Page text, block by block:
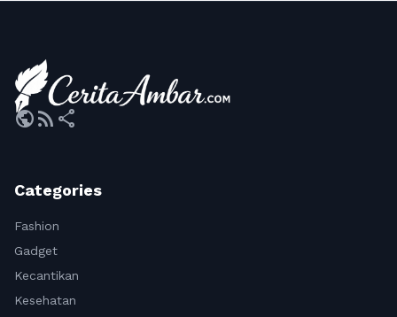
publicrss_feed share
Categories
Fashion
Gadget
Kecantikan
Kesehatan